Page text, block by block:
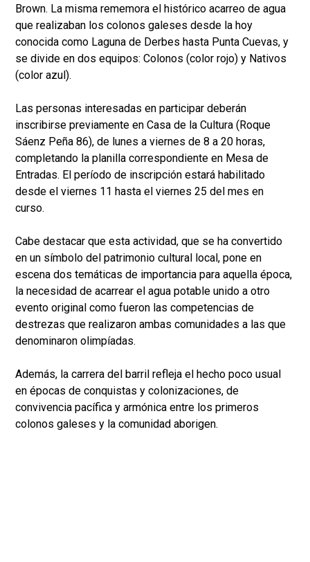
Brown. La misma rememora el histórico acarreo de agua
que realizaban los colonos galeses desde la hoy
conocida como Laguna de Derbes hasta Punta Cuevas, y
se divide en dos equipos: Colonos (color rojo) y Nativos
(color azul).
Las personas interesadas en participar deberán
inscribirse previamente en Casa de la Cultura (Roque
Sáenz Peña 86), de lunes a viernes de 8 a 20 horas,
completando la planilla correspondiente en Mesa de
Entradas. El período de inscripción estará habilitado
desde el viernes 11 hasta el viernes 25 del mes en
curso.
Cabe destacar que esta actividad, que se ha convertido
en un símbolo del patrimonio cultural local, pone en
escena dos temáticas de importancia para aquella época,
la necesidad de acarrear el agua potable unido a otro
evento original como fueron las competencias de
destrezas que realizaron ambas comunidades a las que
denominaron olimpíadas.
Además, la carrera del barril refleja el hecho poco usual
en épocas de conquistas y colonizaciones, de
convivencia pacífica y armónica entre los primeros
colonos galeses y la comunidad aborigen.